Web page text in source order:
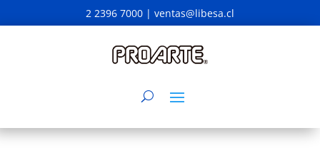
2 2396 7000 | ventas@libesa.cl